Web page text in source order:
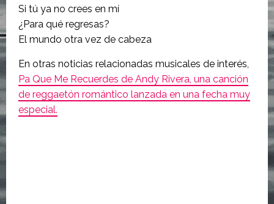
Si tú ya no crees en mí
¿Para qué regresas?
El mundo otra vez de cabeza
En otras noticias relacionadas musicales de interés,
Pa Que Me Recuerdes de Andy Rivera, una canción
de reggaetón romántico lanzada en una fecha muy
especial.